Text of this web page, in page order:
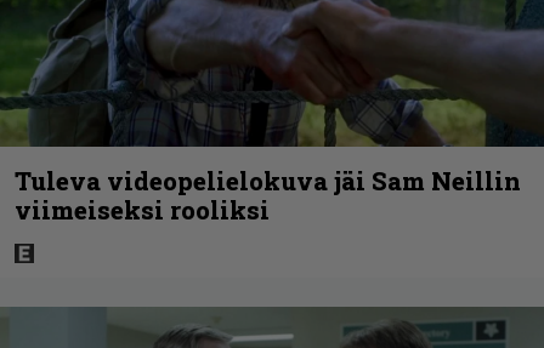
Tuleva videopelielokuva jäi Sam Neillin
viimeiseksi rooliksi